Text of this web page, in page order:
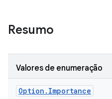
Resumo
Valores de enumeração
Option . Importance